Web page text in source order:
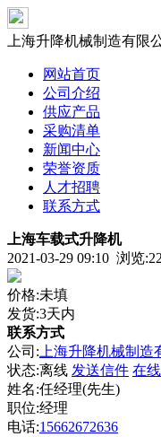
上海升降机械制造有限
网站首页
公司介绍
供应产品
采购清单
新闻中心
荣誉资质
人才招聘
联系方式
上海车载式升降机
2021-03-29 09:10 浏览:
价格:未填
发货:3天内
联系方式
公司: 上海升降机械制造
状态:离线 发送信件 在
姓名:任经理(先生)
职位:经理
电话:15662672636